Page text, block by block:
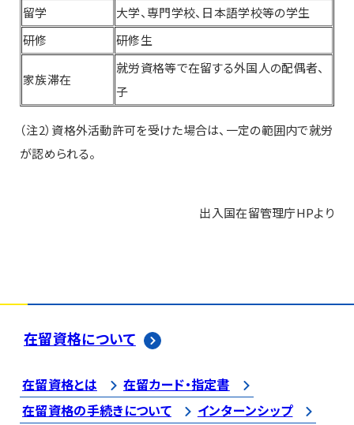
留学
大学、専門学校、日本語学校等の学生
研修
研修生
家族滞在
就労資格等で在留する外国人の配偶者、
子
（注2）資格外活動許可を受けた場合は、一定の範囲内で就労
が認められる。
出入国在留管理庁HPより
在留資格について
在留資格とは
在留カード・指定書
在留資格の手続きについて
インターンシップ